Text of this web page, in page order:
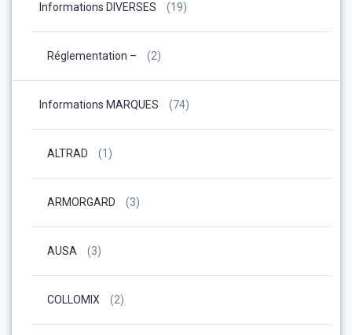
Informations DIVERSES (19)
Réglementation – (2)
Informations MARQUES (74)
ALTRAD (1)
ARMORGARD (3)
AUSA (3)
COLLOMIX (2)